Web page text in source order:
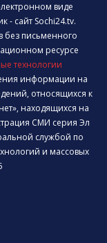
виде
- сайт Sochi24.tv.
без письменного
ресурсе
технологии
информации на
относящихся к
находящихся на
СМИ серия Эл
службой по
и массовых